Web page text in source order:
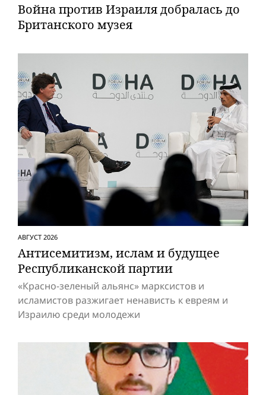
Вой­на против Израиля добралась до
Британского музея
АВГУСТ 2026
Антисемитизм, ислам и будущее
Респуб­ликанской партии
«Красно-зеленый альянс» марксистов и
исламистов разжигает ненависть к евреям и
Израилю среди молодежи